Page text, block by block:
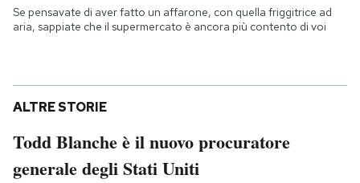
Se pensavate di aver fatto un affarone, con quella friggitrice ad
aria, sappiate che il supermercato è ancora più contento di voi
ALTRE STORIE
Todd Blanche è il nuovo procuratore
generale degli Stati Uniti